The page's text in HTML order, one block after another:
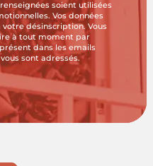
soient utilisées
Vos données
désinscription. Vous
à tout moment par
dans les emails
sont adressés.